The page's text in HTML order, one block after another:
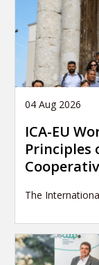
04 Aug 2026
ICA-EU
The